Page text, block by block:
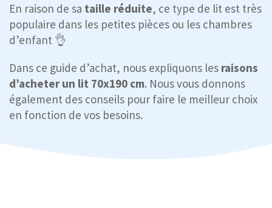
En raison de sa taille réduite, ce type de lit est très
populaire dans les petites pièces ou les chambres
d’enfant 👌
Dans ce guide d’achat, nous expliquons les raisons
d’acheter un lit 70x190 cm. Nous vous donnons
également des conseils pour faire le meilleur choix
en fonction de vos besoins.